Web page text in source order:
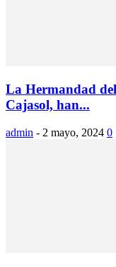
La Hermandad
Cajasol, han...
admin - 2 mayo, 2024 0